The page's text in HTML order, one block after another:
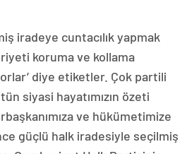
iradeye cuntacılık yapmak
koruma ve kollama
diye etiketler. Çok partili
siyasi hayatımızın özeti
ve hükümetimize
güçlü halk iradesiyle seçilmiş